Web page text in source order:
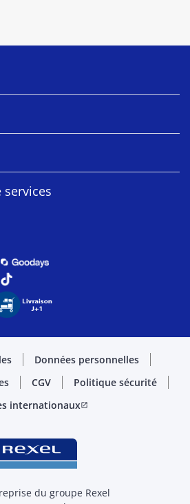
Données personnelles
CGV
Politique sécurité
internationauxopen_in_new
du groupe Rexel